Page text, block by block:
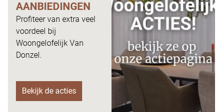
AANBIEDINGEN
Profiteer van extra veel
voordeel bij
Woongelofelijk Van
Donzel.
Bekijk de acties